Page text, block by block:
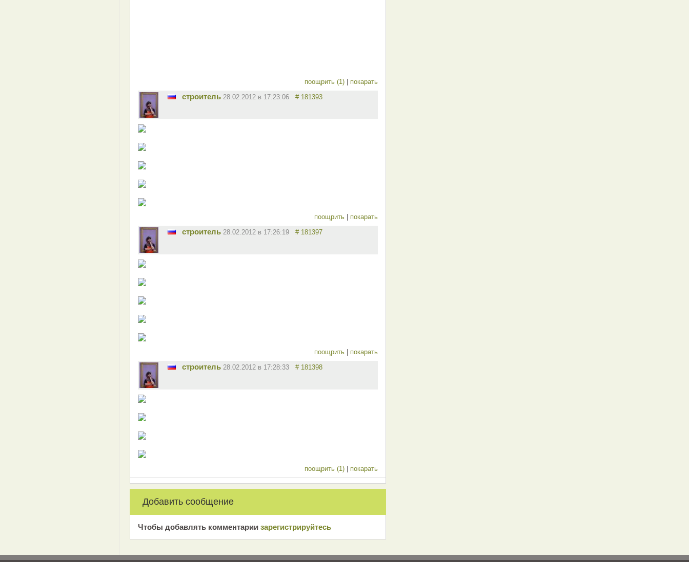
поощрить (1) покарать
строитель 28.02.2012 в 17:23:06 # 181393
поощрить покарать
строитель 28.02.2012 в 17:26:19 # 181397
поощрить покарать
строитель 28.02.2012 в 17:28:33 # 181398
поощрить (1) покарать
Добавить сообщение
Чтобы добавлять комментарии зарeгиcтрирyйтeсь